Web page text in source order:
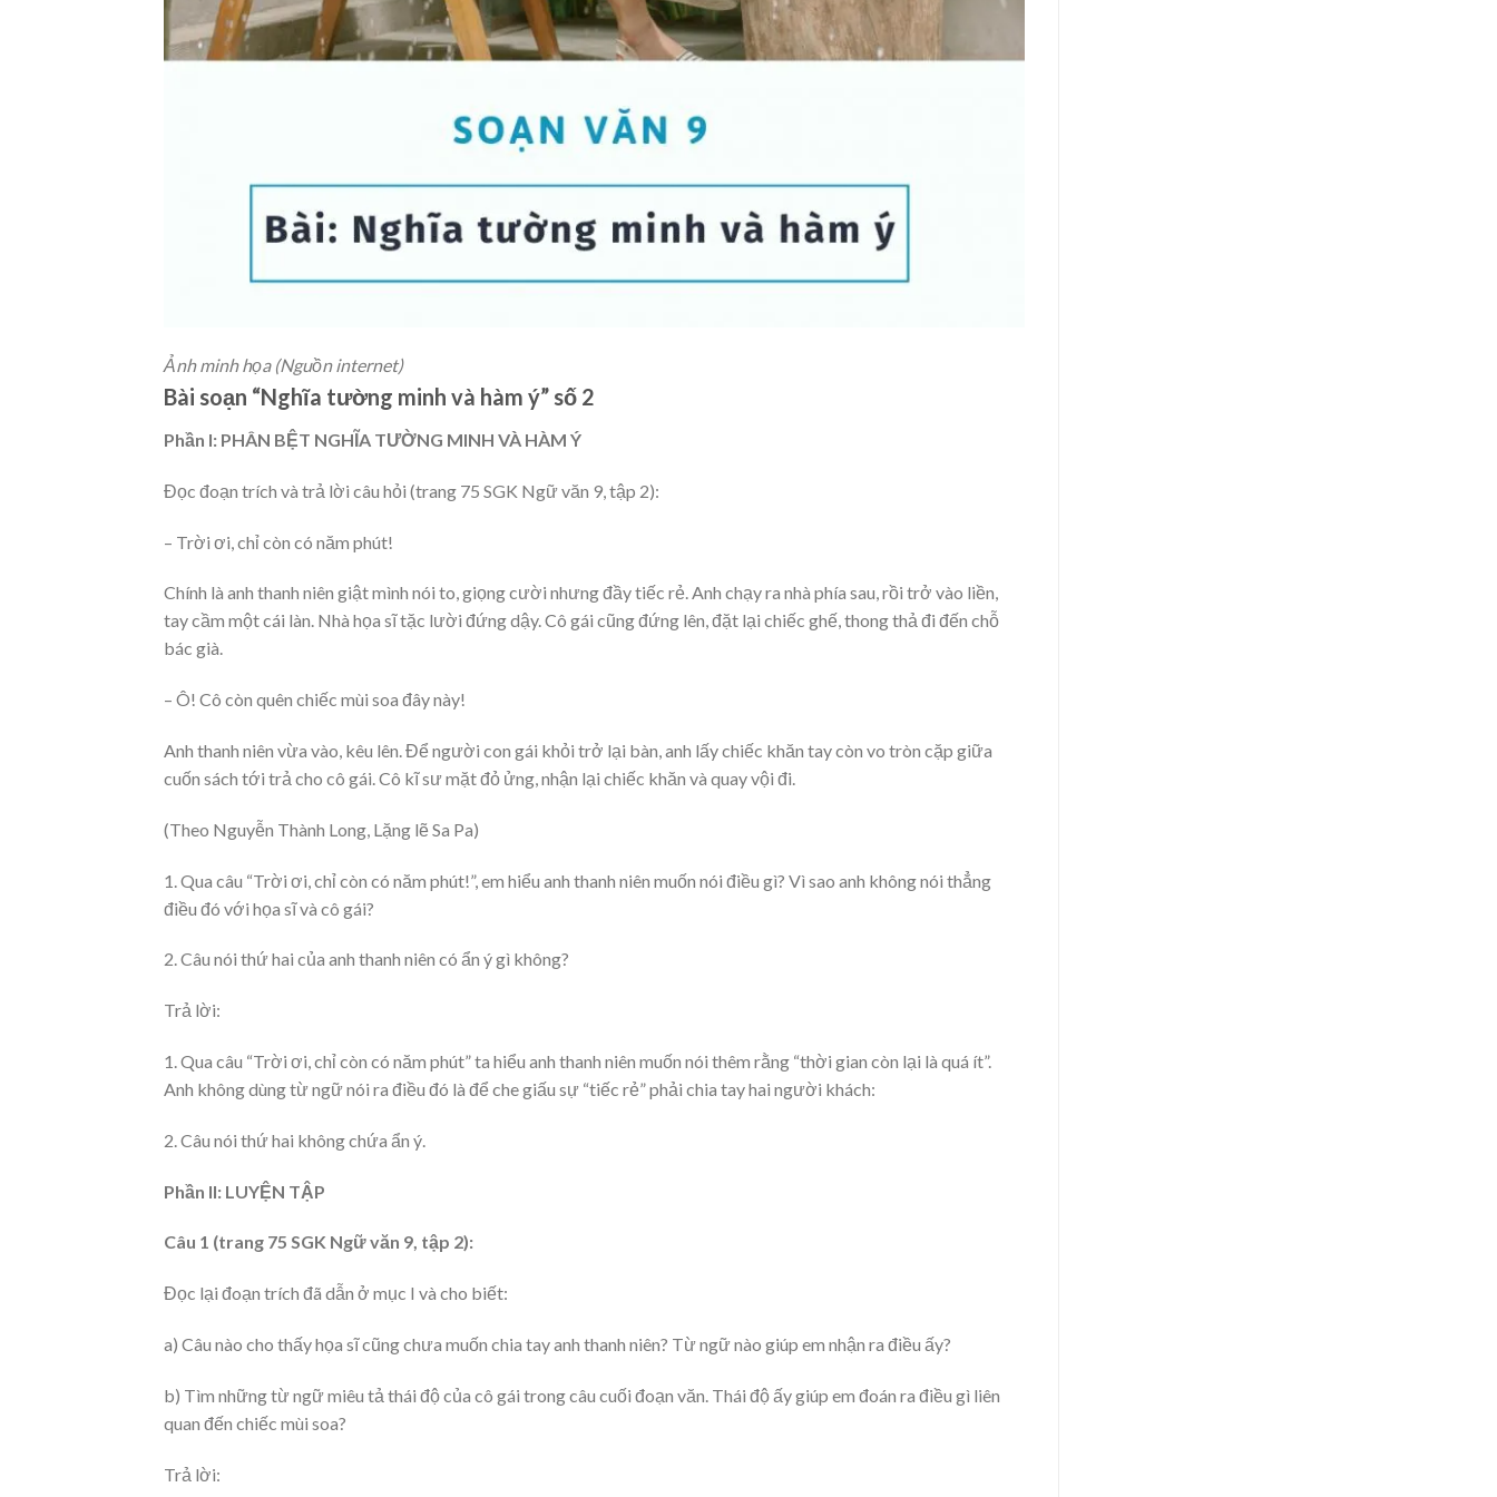
Ảnh minh họa (Nguồn internet)
Bài soạn “Nghĩa tường minh và hàm ý” số 2
Phần I: PHÂN BỆT NGHĨA TƯỜNG MINH VÀ HÀM Ý
Đọc đoạn trích và trả lời câu hỏi (trang 75 SGK Ngữ văn 9, tập 2):
– Trời ơi, chỉ còn có năm phút!
Chính là anh thanh niên giật mình nói to, giọng cười nhưng đầy tiếc rẻ. Anh chạy ra nhà phía sau, rồi trở vào liền,
tay cầm một cái làn. Nhà họa sĩ tặc lười đứng dậy. Cô gái cũng đứng lên, đặt lại chiếc ghế, thong thả đi đến chỗ
bác già.
– Ô! Cô còn quên chiếc mùi soa đây này!
Anh thanh niên vừa vào, kêu lên. Để người con gái khỏi trở lại bàn, anh lấy chiếc khăn tay còn vo tròn cặp giữa
cuốn sách tới trả cho cô gái. Cô kĩ sư mặt đỏ ửng, nhận lại chiếc khăn và quay vội đi.
(Theo Nguyễn Thành Long, Lặng lẽ Sa Pa)
1. Qua câu “Trời ơi, chỉ còn có năm phút!”, em hiểu anh thanh niên muốn nói điều gì? Vì sao anh không nói thẳng
điều đó với họa sĩ và cô gái?
2. Câu nói thứ hai của anh thanh niên có ẩn ý gì không?
Trả lời:
1. Qua câu “Trời ơi, chỉ còn có năm phút” ta hiểu anh thanh niên muốn nói thêm rằng “thời gian còn lại là quá ít”.
Anh không dùng từ ngữ nói ra điều đó là để che giấu sự “tiếc rẻ” phải chia tay hai người khách:
2. Câu nói thứ hai không chứa ẩn ý.
Phần II: LUYỆN TẬP
Câu 1 (trang 75 SGK Ngữ văn 9, tập 2):
Đọc lại đoạn trích đã dẫn ở mục I và cho biết:
a) Câu nào cho thấy họa sĩ cũng chưa muốn chia tay anh thanh niên? Từ ngữ nào giúp em nhận ra điều ấy?
b) Tìm những từ ngữ miêu tả thái độ của cô gái trong câu cuối đoạn văn. Thái độ ấy giúp em đoán ra điều gì liên
quan đến chiếc mùi soa?
Trả lời: